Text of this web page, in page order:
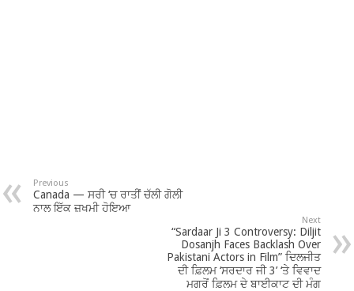
Previous
Canada — ਸਰੀ ‘ਚ ਰਾਤੀਂ ਚੱਲੀ ਗੋਲੀ
ਨਾਲ ਇੱਕ ਜ਼ਖਮੀ ਹੋਇਆ
Next
“Sardaar Ji 3 Controversy: Diljit
Dosanjh Faces Backlash Over
Pakistani Actors in Film” ਦਿਲਜੀਤ
ਦੀ ਫ਼ਿਲਮ ‘ਸਰਦਾਰ ਜੀ 3’ ‘ਤੇ ਵਿਵਾਦ
ਮਗਰੋਂ ਫ਼ਿਲਮ ਦੇ ਬਾਈਕਾਟ ਦੀ ਮੰਗ